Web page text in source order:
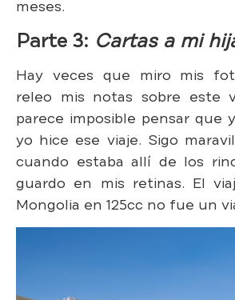
meses.
Parte 3: Cartas a mi
Hay veces que miro mis
releo mis notas sobre este
parece imposible pensar que
yo hice ese viaje. Sigo
cuando estaba allí de los
guardo en mis retinas. El
Mongolia en 125cc no fue un